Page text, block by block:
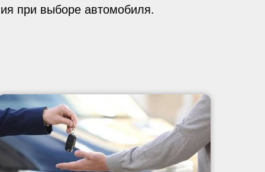
при выборе автомобиля.